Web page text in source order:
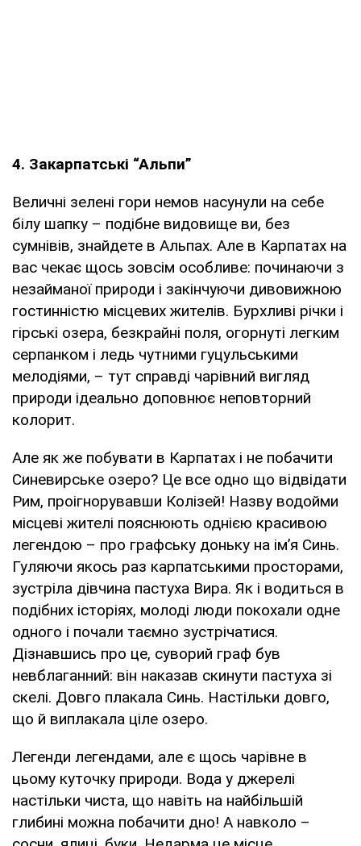
4. Закарпатські “Альпи”
Величні зелені гори немов насунули на себе
білу шапку – подібне видовище ви, без
сумнівів, знайдете в Альпах. Але в Карпатах на
вас чекає щось зовсім особливе: починаючи з
незайманої природи і закінчуючи дивовижною
гостинністю місцевих жителів. Бурхливі річки і
гірські озера, безкрайні поля, огорнуті легким
серпанком і ледь чутними гуцульськими
мелодіями, – тут справді чарівний вигляд
природи ідеально доповнює неповторний
колорит.
Але як же побувати в Карпатах і не побачити
Синевирське озеро? Це все одно що відвідати
Рим, проігнорувавши Колізей! Назву водойми
місцеві жителі пояснюють однією красивою
легендою – про графську доньку на ім’я Синь.
Гуляючи якось раз карпатськими просторами,
зустріла дівчина пастуха Вира. Як і водиться в
подібних історіях, молоді люди покохали одне
одного і почали таємно зустрічатися.
Дізнавшись про це, суворий граф був
невблаганний: він наказав скинути пастуха зі
скелі. Довго плакала Синь. Настільки довго,
що й виплакала ціле озеро.
Легенди легендами, але є щось чарівне в
цьому куточку природи. Вода у джерелі
настільки чиста, що навіть на найбільшій
глибині можна побачити дно! А навколо –